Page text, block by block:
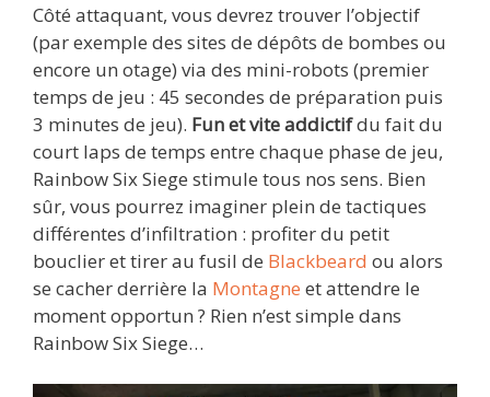
Côté attaquant, vous devrez trouver l’objectif
(par exemple des sites de dépôts de bombes ou
encore un otage) via des mini-robots (premier
temps de jeu : 45 secondes de préparation puis
3 minutes de jeu). Fun et vite addictifdu fait du
court laps de temps entre chaque phase de jeu,
Rainbow Six Siege stimule tous nos sens. Bien
sûr, vous pourrez imaginer plein de tactiques
différentes d’infiltration : profiter du petit
bouclier et tirer au fusil de Blackbeard ou alors
se cacher derrière la Montagne et attendre le
moment opportun ? Rien n’est simple dans
Rainbow Six Siege…